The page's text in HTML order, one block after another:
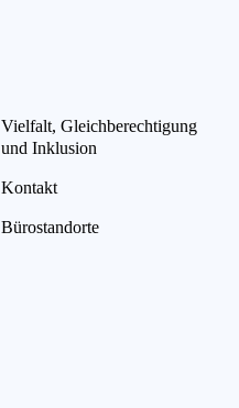
Vielfalt, Gleichberechtigung
und Inklusion
Kontakt
Bürostandorte